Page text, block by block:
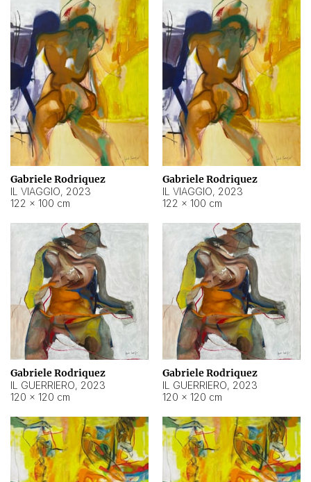
Gabriele Rodriquez
IL VIAGGIO, 2023
122 × 100 cm
Gabriele Rodriquez
IL VIAGGIO, 2023
122 × 100 cm
Gabriele Rodriquez
IL GUERRIERO, 2023
120 × 120 cm
Gabriele Rodriquez
IL GUERRIERO, 2023
120 × 120 cm